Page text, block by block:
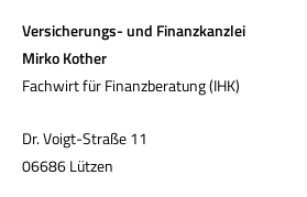
Versicherungs- und Finanzkanzlei
Mirko Kother
Fachwirt für Finanzberatung (IHK)
Dr. Voigt-Straße 11
06686 Lützen